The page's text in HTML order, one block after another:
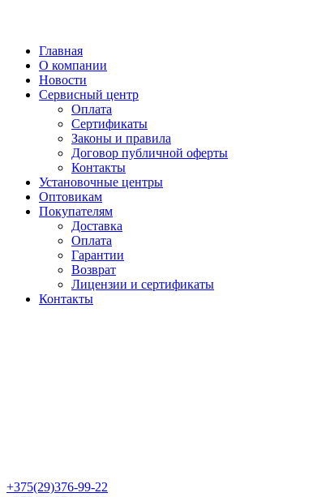
Главная
О компании
Новости
Сервисный центр
Оплата
Сертификаты
Законы и правила
Договор публичной оферты
Контакты
Установочные центры
Оптовикам
Покупателям
Доставка
Оплата
Гарантии
Возврат
Лицензии и сертификаты
Контакты
+375(29)376-99-22